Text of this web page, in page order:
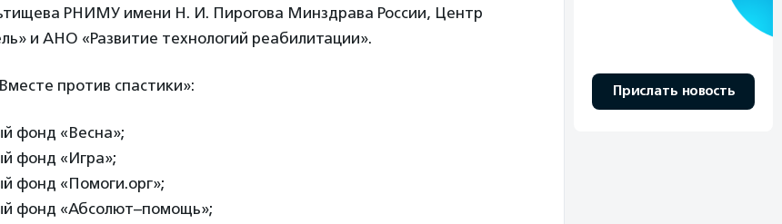
РНИМУ имени Н. И. Пирогова Минздрава России, Центр
и АНО «Развитие технологий реабилитации».
против спастики»:
фонд «Весна»;
фонд «Игра»;
фонд «Помоги.орг»;
фонд «Абсолют–помощь»;
Прислать новость